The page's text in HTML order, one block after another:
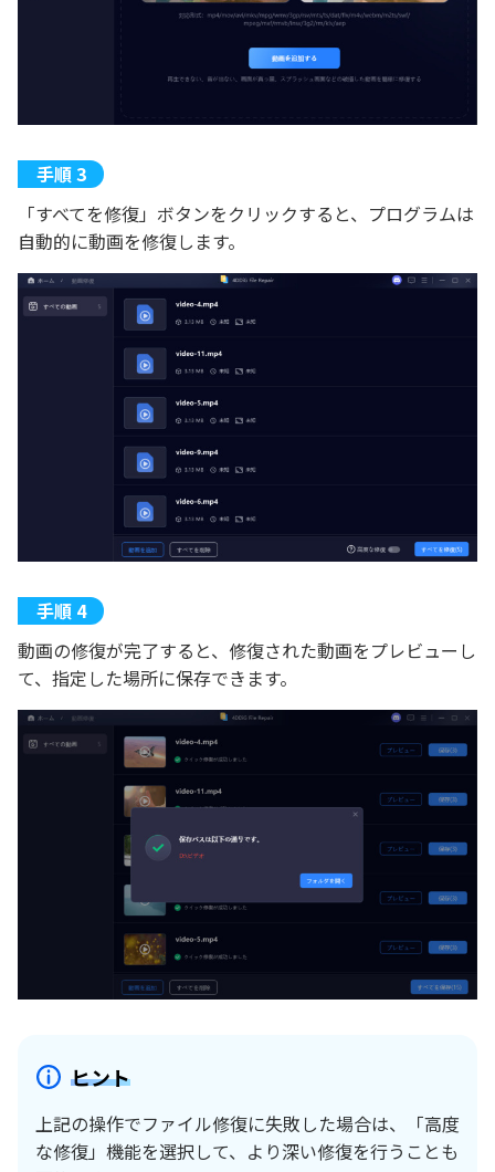
「すべてを修復」ボタンをクリックすると、プログラムは
自動的に動画を修復します。
動画の修復が完了すると、修復された動画をプレビューし
て、指定した場所に保存できます。
ヒント
上記の操作でファイル修復に失敗した場合は、「高度
な修復」機能を選択して、より深い修復を行うことも